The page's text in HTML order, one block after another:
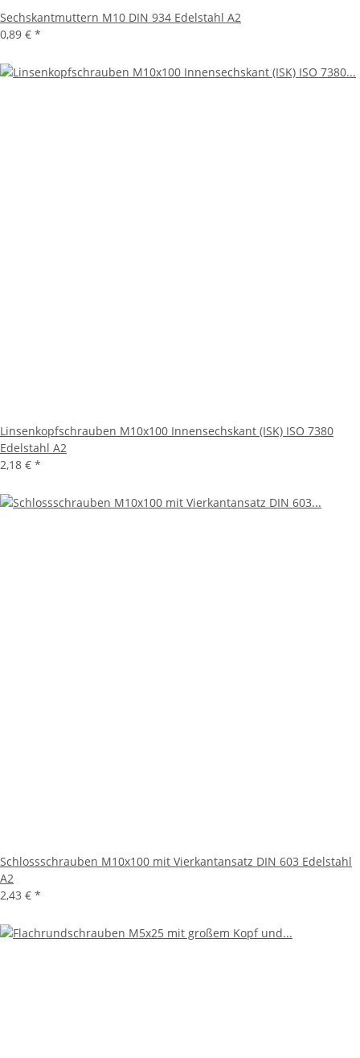
Sechskantmuttern M10 DIN 934 Edelstahl A2
0,89 € *
Linsenkopfschrauben M10x100 Innensechskant (ISK) ISO 7380
Edelstahl A2
2,18 € *
Schlossschrauben M10x100 mit Vierkantansatz DIN 603 Edelstahl
A2
2,43 € *